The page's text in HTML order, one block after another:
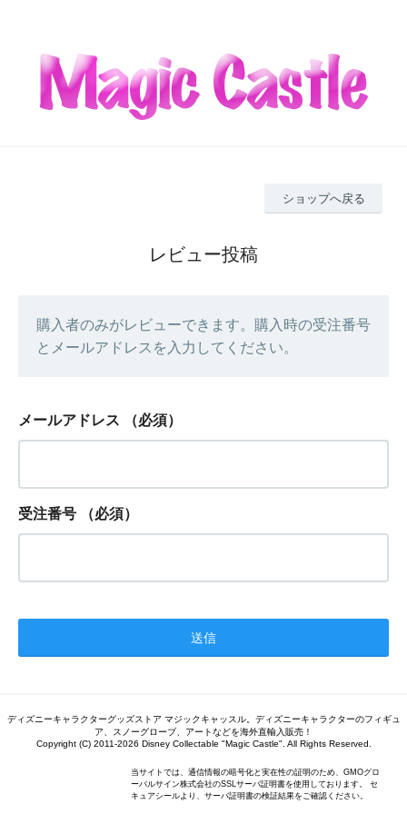
ショップへ戻る
レビュー投稿
購入者のみがレビューできます。購入時の受注番号
とメールアドレスを入力してください。
メールアドレス （必須）
受注番号 （必須）
ディズニーキャラクターグッズストア マジックキャッスル。ディズニーキャラクターのフィギュ
ア、スノーグローブ、アートなどを海外直輸入販売！
Copyright (C) 2011-2026 Disney Collectable "Magic Castle". All Rights Reserved.
当サイトでは、通信情報の暗号化と実在性の証明のため、GMOグロ
ーバルサイン株式会社のSSLサーバ証明書を使用しております。 セ
キュアシールより、サーバ証明書の検証結果をご確認ください。